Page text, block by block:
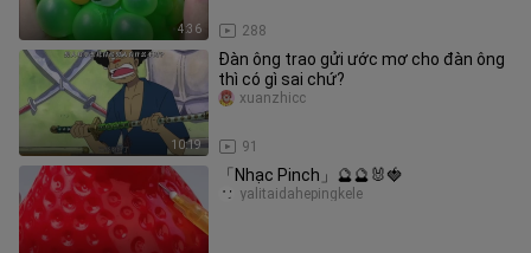
4:36 288
10:19
Đàn ông trao gửi ước mơ cho đàn ông
thì có gì sai chứ?
91
xuanzhicc
「Nhạc Pinch」🔮🔮🐰🍓
yalitaidahepingkele